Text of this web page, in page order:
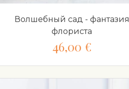
Волшебный сад - фантазия
флориста
46,00 €